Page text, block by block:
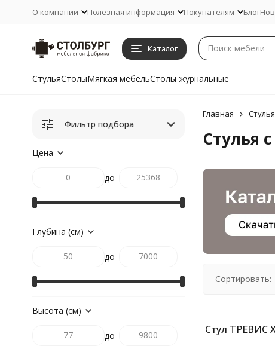
О компании Полезная информация Покупателям Блог
Каталог
СтульяСтолыМягкая мебельСтолы журнальные
Главная Стулья
Стулья
Сортировать:
Стул ТРЕВИС
Фильтр подбора
Цена
до
Глубина (см)
до
Высота (см)
до